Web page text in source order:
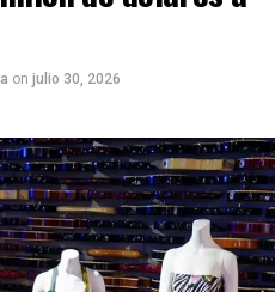
on julio 30, 2026